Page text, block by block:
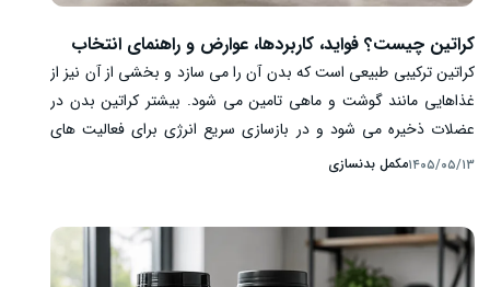
کراتین چیست؟ فواید، کاربردها، عوارض و راهنمای انتخاب
کراتین ترکیبی طبیعی است که بدن آن را می سازد و بخشی از آن نیز از
غذاهایی مانند گوشت و ماهی تامین می شود. بیشتر کراتین بدن در
عضلات ذخیره می شود و در بازسازی سریع انرژی برای فعالیت های
کوتاه و پرشدت نقش دارد. مکمل کراتین مونوهیدرات از مطالعه شده
کمک کند. با این حال، کراتین استروئید نیست، برای همه ورزشکاران
ضروری نیست و اثر آن در ورزش های مختلف یکسان نیست. نوع
۱۴۰۵/۰۵/۱۳مکمل بدنسازی